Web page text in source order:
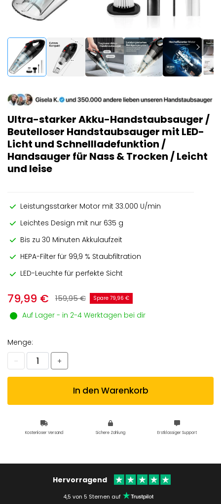
Ultra-starker Akku-Handstaubsauger /
Beutelloser Handstaubsauger mit LED-
Licht und Schnellladefunktion /
Handsauger für Nass & Trocken / Leicht
und leise
Leistungsstarker Motor mit 33.000 U/min
Leichtes Design mit nur 635 g
Bis zu 30 Minuten Akkulaufzeit
HEPA-Filter für 99,9 % Staubfiltration
LED-Leuchte für perfekte Sicht
79,99 € 159,95 € Spare 79,96 €
Auf Lager - in 2-4 Werktagen bei dir
Menge:
In den Warenkorb
Kostenloser Versand Sichere Zahlung Erstklassiger Support
Hervorragend
4,5 von 5 Sternen auf